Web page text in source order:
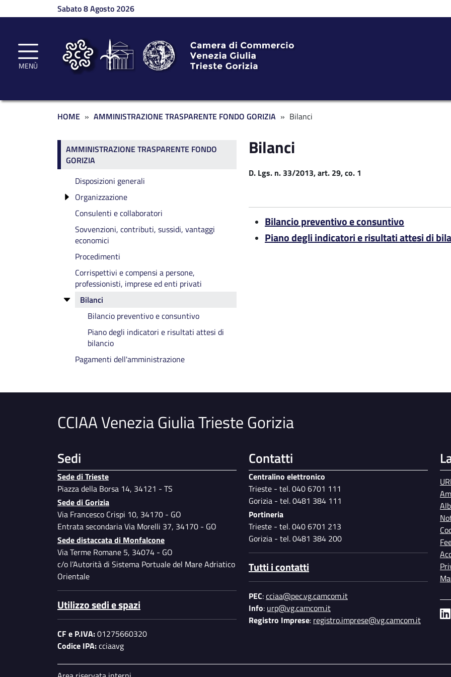
Salta al contenuto principale
Sabato 8 Agosto 2026
MENÙ
Briciole di pane
HOME AMMINISTRAZIONE TRASPARENTE FONDO GORIZIA Bilanci
Bilanci
D. Lgs. n. 33/2013, art. 29, co. 1
Bilancio preventivo e consuntivo
Piano degli indicatori e risultati attesi di
Amministrazione trasparente FG
AMMINISTRAZIONE TRASPARENTE FONDO
GORIZIA
Disposizioni generali
Organizzazione
Componenti degli Organi
Componenti degli Organi cessato incarico
Telefono e posta elettronica
Consulenti e collaboratori
Sovvenzioni, contributi, sussidi, vantaggi
economici
Procedimenti
Corrispettivi e compensi a persone,
professionisti, imprese ed enti privati
Bilanci
Bilancio preventivo e consuntivo
Piano degli indicatori e risultati attesi di
bilancio
Pagamenti dell'amministrazione
CCIAA Venezia Giulia Trieste Gorizia
Sedi
Sede di Trieste
Piazza della Borsa 14, 34121 - TS
Sede di Gorizia
Via Francesco Crispi 10, 34170 - GO
Entrata secondaria Via Morelli 37, 34170 - GO
Sede distaccata di Monfalcone
Via Terme Romane 5, 34074 - GO
c/o l’Autorità di Sistema Portuale del Mare Adriatico
Orientale
Utilizzo sedi e spazi
CF e P.IVA:01275660320
Codice IPA:cciaavg
Contatti
Centralino elettronico
Trieste - tel. 040 6701 111
Gorizia - tel. 0481 384 111
Portineria
Trieste - tel. 040 6701 213
Gorizia - tel. 0481 384 200
Tutti i contatti
PEC:cciaa@pec.vg.camcom.it
Info: urp@vg.camcom.it
Registro Imprese: registro.imprese@vg.camcom.it